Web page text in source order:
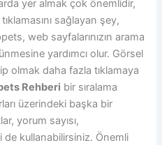
yer almak çok önemlidir,
sağlayan şey,
web sayfalarınızın arama
yardımcı olur. Görsel
olmak daha fazla tıklamaya
Rehberi bir sıralama
üzerindeki başka bir
yorum sayısı,
kullanabilirsiniz. Önemli